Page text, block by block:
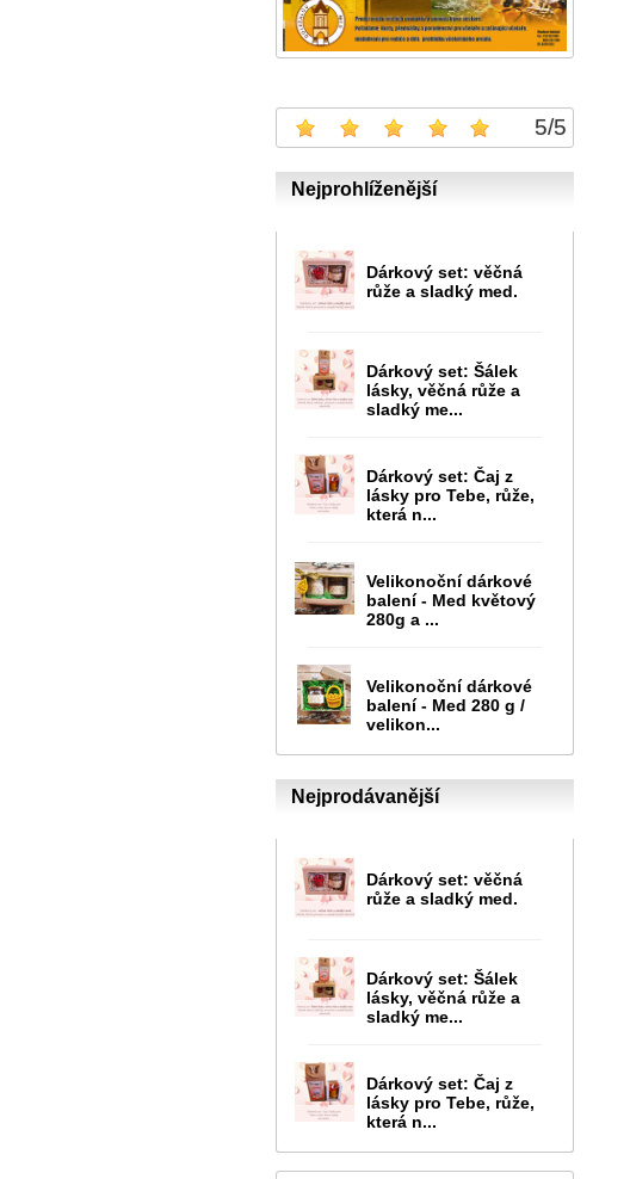
5/5
Nejprohlíženější
Dárkový set: věčná
růže a sladký med.
Dárkový set: Šálek
lásky, věčná růže a
sladký me...
Dárkový set: Čaj z
lásky pro Tebe, růže,
která n...
Velikonoční dárkové
balení - Med květový
280g a ...
Velikonoční dárkové
balení - Med 280 g /
velikon...
Nejprodávanější
Dárkový set: věčná
růže a sladký med.
Dárkový set: Šálek
lásky, věčná růže a
sladký me...
Dárkový set: Čaj z
lásky pro Tebe, růže,
která n...